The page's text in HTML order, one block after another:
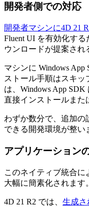
開発者側での対応
開発者マシンに4D 21
Fluent UI を有効化す
ウンロードが提案され
マシンに Windows
ストール手順はスキッ
は、Windows App
直接インストールまた
わずか数分で、追加の
できる開発環境が整い
アプリケーション
このネイティブ統合に
大幅に簡素化されます。
4D 21 R2 では、 生成さ